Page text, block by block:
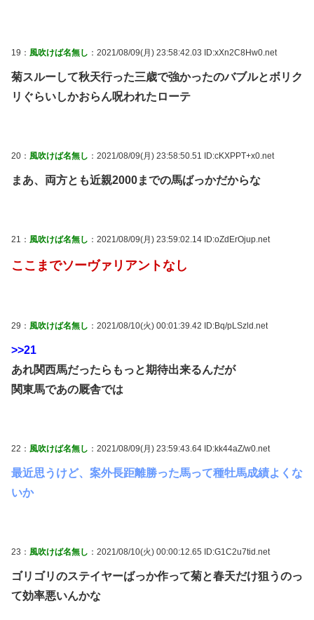
19： 風吹けば名無し ：2021/08/09(月) 23:58:42.03 ID:xXn2C8Hw0.net
菊スルーして秋天行った三歳で強かったのバブルとボリク
リぐらいしかおらん呪われたローテ
20： 風吹けば名無し ：2021/08/09(月) 23:58:50.51 ID:cKXPPT+x0.net
まあ、両方とも近親2000までの馬ばっかだからな
21： 風吹けば名無し ：2021/08/09(月) 23:59:02.14 ID:oZdErOjup.net
ここまでソーヴァリアントなし
29： 風吹けば名無し ：2021/08/10(火) 00:01:39.42 ID:Bq/pLSzld.net
>>21
あれ関西馬だったらもっと期待出来るんだが
関東馬であの厩舎では
22： 風吹けば名無し ：2021/08/09(月) 23:59:43.64 ID:kk44aZ/w0.net
最近思うけど、案外長距離勝った馬って種牡馬成績よくな
いか
23： 風吹けば名無し ：2021/08/10(火) 00:00:12.65 ID:G1C2u7tid.net
ゴリゴリのステイヤーばっか作って菊と春天だけ狙うのっ
て効率悪いんかな